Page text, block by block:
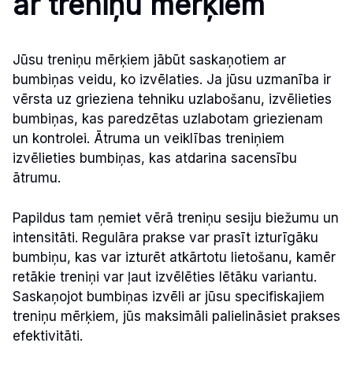
Jūsu treniņu mērķiem jābūt saskaņotiem ar
bumbiņas veidu, ko izvēlaties. Ja jūsu uzmanība ir
vērsta uz grieziena tehniku uzlabošanu, izvēlieties
bumbiņas, kas paredzētas uzlabotam griezienam
un kontrolei. Ātruma un veiklības treniņiem
izvēlieties bumbiņas, kas atdarina sacensību
ātrumu.
Papildus tam ņemiet vērā treniņu sesiju biežumu un
intensitāti. Regulāra prakse var prasīt izturīgāku
bumbiņu, kas var izturēt atkārtotu lietošanu, kamēr
retākie treniņi var ļaut izvēlēties lētāku variantu.
Saskaņojot bumbiņas izvēli ar jūsu specifiskajiem
treniņu mērķiem, jūs maksimāli palielināsiet prakses
efektivitāti.